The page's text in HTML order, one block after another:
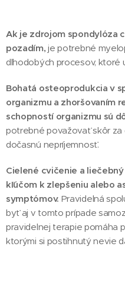
Ak je zdrojom spondylóza
pozadím, je potrebné
dlhodobých procesov, ktoré
Bohatá osteoprodukcia v
organizmu a zhoršovaním
schopností organizmu sú
potrebné považovať skôr
dočasnú nepríjemnosť.
Cielené cvičenie a
kľúčom k zlepšeniu alebo
symptómov. Pravidelná
byť aj v tomto prípade
pravidelnej terapie pomáha
ktorými si postihnutý nevie